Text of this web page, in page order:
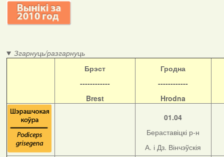
Згарнуць/разгарнуць
Брэст
------------
Brest
Гродна
------------
Hrodna
01.04
Бераставіцкі р-н
А. і Дз. Вінчэўскія